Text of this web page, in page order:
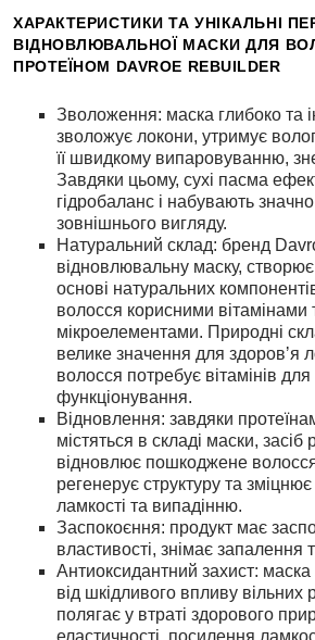
ХАРАКТЕРИСТИКИ ТА УНІКАЛЬНІ
ВІДНОВЛЮВАЛЬНОЇ МАСКИ ДЛЯ
ПРОТЕЇНОМ DAVROE REBUILDER
Зволоження: маска глибоко та
зволожує локони, утримує
її швидкому випаровуванню,
Завдяки цьому, сухі пасма
гідробаланс і набувають
зовнішнього вигляду.
Натуральний склад: бренд
відновлювальну маску,
основі натуральних
волосся корисними вітамінами
мікроелементами. Природні
велике значення для здоровʼя
волосся потребує вітамінів
функціонування.
Відновлення: завдяки
містяться в складі маски, засіб
відновлює пошкоджене
регенерує структуру та зміцнює
ламкості та випадінню.
Заспокоєння: продукт має
властивості, знімає запалення
Антиоксидантний захист:
від шкідливого впливу вільних
полягає у втраті здорового
еластичності, посилення